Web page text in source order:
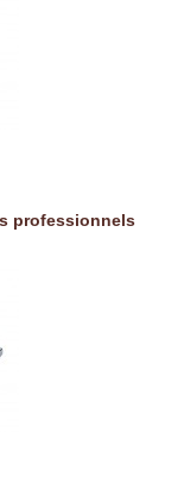
professionnels